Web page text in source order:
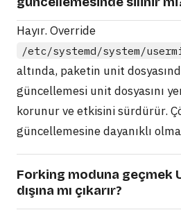
Hayır. Override
/etc/systemd/system/
altında, paketin unit
güncellemesi unit dosyasını
korunur ve etkisini sürdürür.
güncellemesine dayanıklı
Forking moduna geçmek
dışına mı çıkarır?